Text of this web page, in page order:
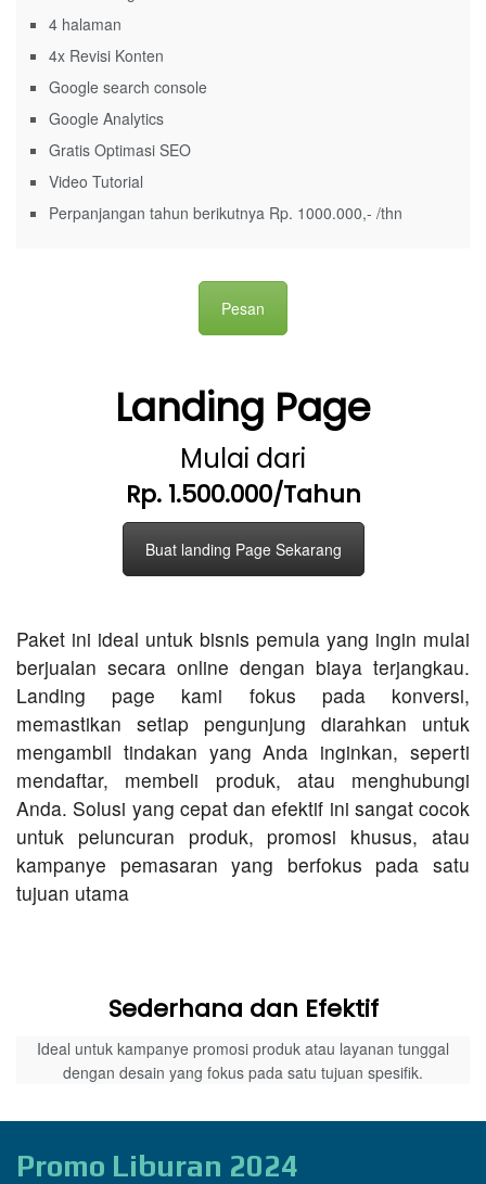
4 halaman
4x Revisi Konten
Google search console
Google Analytics
Gratis Optimasi SEO
Video Tutorial
Perpanjangan tahun berikutnya Rp. 1000.000,- /thn
Pesan
Landing Page
Mulai dari
Rp. 1.500.000/Tahun
Buat landing Page Sekarang
Paket ini ideal untuk bisnis pemula yang ingin mulai
berjualan secara online dengan biaya terjangkau.
Landing page kami fokus pada konversi,
memastikan setiap pengunjung diarahkan untuk
mengambil tindakan yang Anda inginkan, seperti
mendaftar, membeli produk, atau menghubungi
Anda. Solusi yang cepat dan efektif ini sangat cocok
untuk peluncuran produk, promosi khusus, atau
kampanye pemasaran yang berfokus pada satu
tujuan utama
Sederhana dan Efektif
Ideal untuk kampanye promosi produk atau layanan tunggal
dengan desain yang fokus pada satu tujuan spesifik.
Promo Liburan 2024